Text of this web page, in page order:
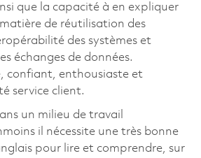
que la capacité à en expliquer
matière de réutilisation des
des systèmes et
échanges de données.
confiant, enthousiaste et
service client.
un milieu de travail
il nécessite une très bonne
pour lire et comprendre, sur